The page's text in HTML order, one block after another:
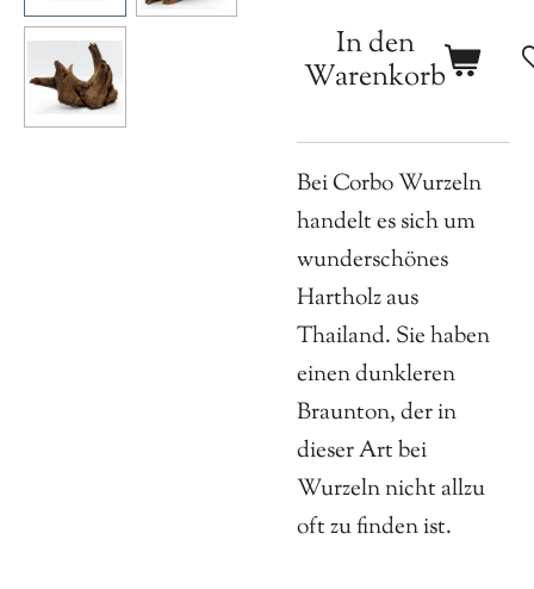
In den
Warenkorb
Bei Corbo Wurzeln
handelt es sich um
wunderschönes
Hartholz aus
Thailand. Sie haben
einen dunkleren
Braunton, der in
dieser Art bei
Wurzeln nicht allzu
oft zu finden ist.